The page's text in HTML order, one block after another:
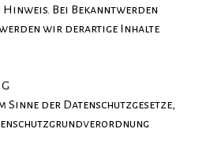
Hinweis. Bei Bekanntwerden
wir derartige Inhalte
der Datenschutzgesetze,